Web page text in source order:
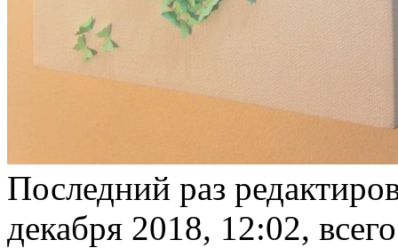
Последний раз
декабря 2018, 12:02,